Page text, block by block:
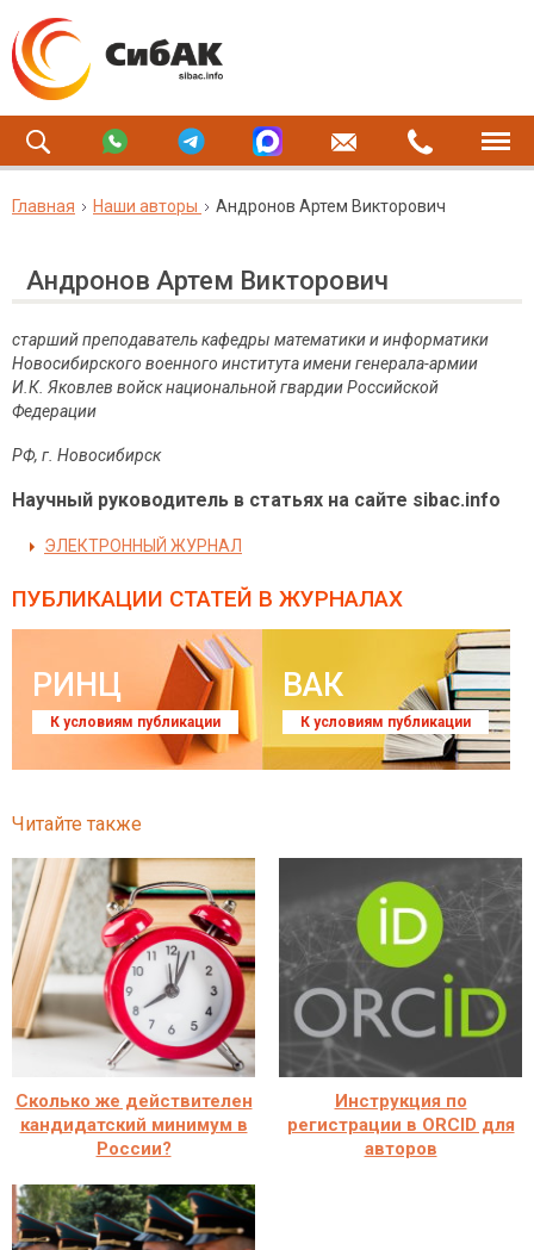
Главная Наши авторы Андронов Артем Викторович
Андронов Артем Викторович
старший преподаватель кафедры математики и информатики
Новосибирского военного института имени генерала-армии
И.К. Яковлев войск национальной гвардии Российской
Федерации
РФ, г. Новосибирск
Научный руководитель в статьях на сайте sibac.info
ЭЛЕКТРОННЫЙ ЖУРНАЛ
ПУБЛИКАЦИИ СТАТЕЙ В ЖУРНАЛАХ
РИНЦ
К условиям публикации
ВАК
К условиям публикации
Читайте также
Сколько же действителен
кандидатский минимум в
России?
Инструкция по
регистрации в ORCID для
авторов